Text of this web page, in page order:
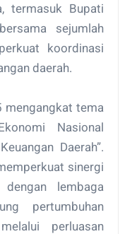
termasuk Bupati
sejumlah
koordinasi
daerah.
mengangkat tema
Nasional
Daerah”.
sinergi
lembaga
pertumbuhan
perluasan